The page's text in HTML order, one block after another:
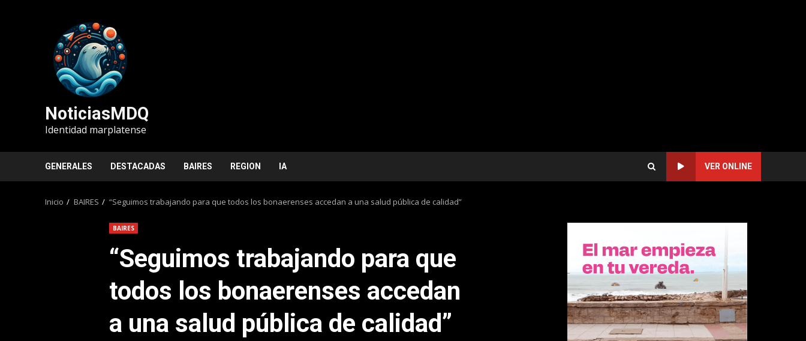
NoticiasMDQ
Identidad marplatense
GENERALES DESTACADAS BAIRES REGION IA VER ONLINE
Inicio BAIRES “Seguimos trabajando para que todos los bonaerenses accedan a una salud pública de calidad”
BAIRES
“Seguimos trabajando para que
todos los bonaerenses accedan
a una salud pública de calidad”